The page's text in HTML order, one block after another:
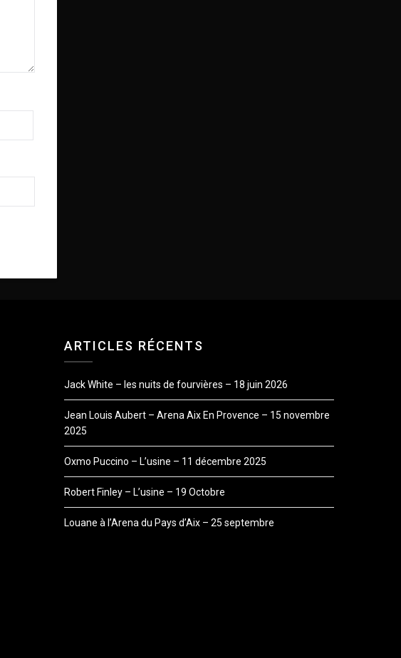
ARTICLES RÉCENTS
Jack White – les nuits de fourvières – 18 juin 2026
Jean Louis Aubert – Arena Aix En Provence – 15 novembre
2025
Oxmo Puccino – L’usine – 11 décembre 2025
Robert Finley – L’usine – 19 Octobre
Louane à l’Arena du Pays d’Aix – 25 septembre